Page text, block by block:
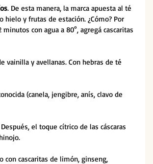
. De esta manera, la marca apuesta al té
y frutas de estación. ¿Cómo? Por
con agua a 80°, agregá cascaritas
vainilla y avellanas. Con hebras de té
(canela, jengibre, anís, clavo de
el toque cítrico de las cáscaras
con cascaritas de limón, ginseng,